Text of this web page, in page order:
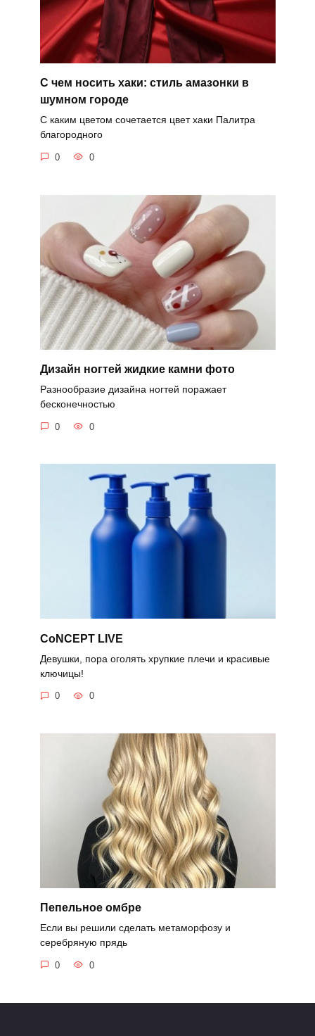
С чем носить хаки: стиль амазонки в
шумном городе
С каким цветом сочетается цвет хаки Палитра
благородного
0 0
Дизайн ногтей жидкие камни фото
Разнообразие дизайна ногтей поражает
бесконечностью
0 0
CoNCEPT LIVE
Девушки, пора оголять хрупкие плечи и красивые
ключицы!
0 0
Пепельное омбре
Если вы решили сделать метаморфозу и
серебряную прядь
0 0